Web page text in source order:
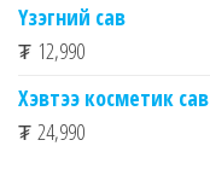
Үзэгний сав
₮ 12,990
Хэвтээ косметик сав
₮ 24,990